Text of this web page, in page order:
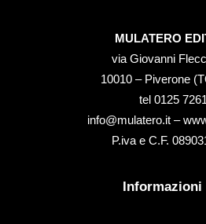
MULATERO
via Giovanni
10010 – Piverone
tel ‭0125
info@mulatero.it –
P.iva e C.F.